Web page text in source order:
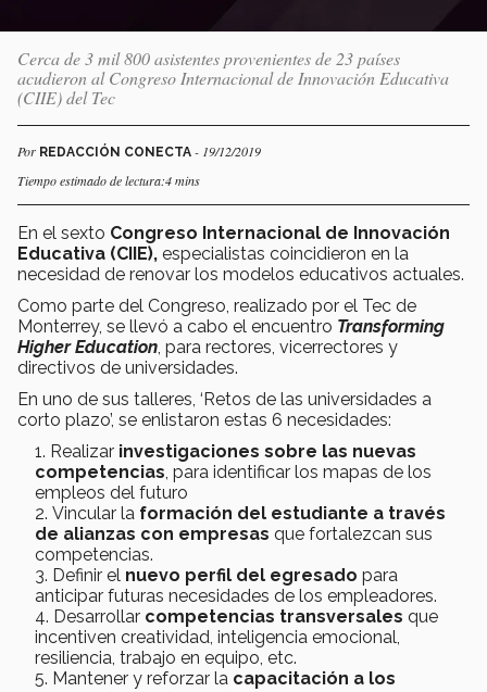
Cerca de 3 mil 800 asistentes provenientes de 23 países
acudieron al Congreso Internacional de Innovación Educativa
(CIIE) del Tec
Por REDACCIÓN CONECTA - 19/12/2019
Tiempo estimado de lectura:4 mins
En el sexto Congreso Internacional de Innovación
Educativa (CIIE), especialistas coincidieron en la
necesidad de renovar los modelos educativos actuales.
Como parte del Congreso, realizado por el Tec de
Monterrey, se llevó a cabo el encuentro Transforming
Higher Education , para rectores, vicerrectores y
directivos de universidades.
En uno de sus talleres, ‘Retos de las universidades a
corto plazo’, se enlistaron estas 6 necesidades:
Realizar investigaciones sobre las nuevas
competencias , para identificar los mapas de los
empleos del futuro
Vincular la formación del estudiante a través
de alianzas con empresas que fortalezcan sus
competencias.
Definir el nuevo perfil del egresado para
anticipar futuras necesidades de los empleadores.
Desarrollar competencias transversales que
incentiven creatividad, inteligencia emocional,
resiliencia, trabajo en equipo, etc.
Mantener y reforzar la capacitación a los